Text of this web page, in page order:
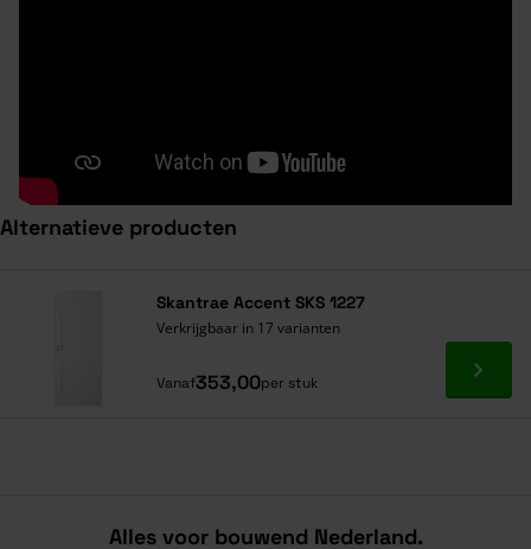
Alternatieve producten
Skantrae Accent SKS 1227
Verkrijgbaar in 17 varianten
Vanaf353,00per stuk Ga
Alles voor bouwend Nederland.